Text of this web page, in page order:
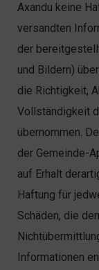
Axandu keine
versandten
der
und Bildern)
die Richtigkeit,
Vollständigkeit
übernommen.
der Gemeinde-
auf Erhalt
Haftung für
Schäden, die
Informationen